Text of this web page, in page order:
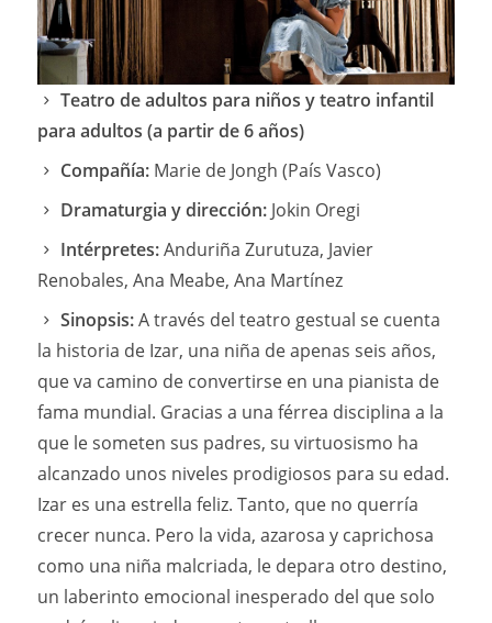
Teatro de adultos para niños y teatro infantil
para adultos (a partir de 6 años)
Compañía: Marie de Jongh (País Vasco)
Dramaturgia y dirección: Jokin Oregi
Intérpretes:Anduriña Zurutuza, Javier
Renobales, Ana Meabe, Ana Martínez
Sinopsis:A través del teatro gestual se cuenta
la historia de Izar, una niña de apenas seis años,
que va camino de convertirse en una pianista de
fama mundial. Gracias a una férrea disciplina a la
que le someten sus padres, su virtuosismo ha
alcanzado unos niveles prodigiosos para su edad.
Izar es una estrella feliz. Tanto, que no querría
crecer nunca. Pero la vida, azarosa y caprichosa
como una niña malcriada, le depara otro destino,
un laberinto emocional inesperado del que solo